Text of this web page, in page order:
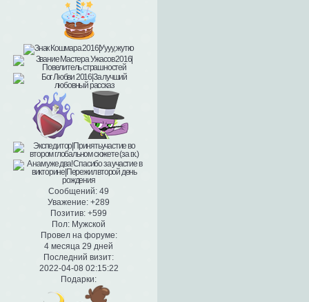
Сообщений: 49
Уважение: +289
Позитив: +599
Пол: Мужской
Провел на форуме:
4 месяца 29 дней
Последний визит:
2022-04-08 02:15:22
Подарки: